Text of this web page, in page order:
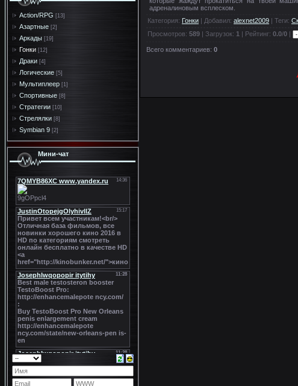
Action/RPG [13]
Азартные [2]
Аркады [19]
Гонки [12]
Драки [4]
Логические [5]
Мультиплеер [1]
Спортивные [8]
Стратегии [10]
Стрелялки [8]
Symbian 9 [2]
Мини-чат
адреналиновым всплеском.
Категория: Гонки | Добавил: alexnet2009 | Теги:
Просмотров: 589 | Загрузок: 1 | Рейтинг: 0.0/0 |
Всего комментариев: 0